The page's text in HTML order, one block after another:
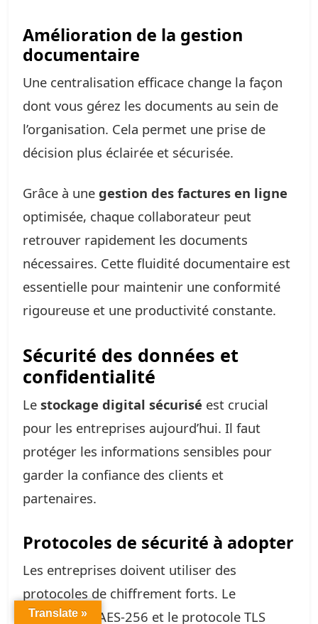
Amélioration de la gestion
documentaire
Une centralisation efficace change la façon
dont vous gérez les documents au sein de
l’organisation. Cela permet une prise de
décision plus éclairée et sécurisée.
Grâce à une gestion des factures en ligne
optimisée, chaque collaborateur peut
retrouver rapidement les documents
nécessaires. Cette fluidité documentaire est
essentielle pour maintenir une conformité
rigoureuse et une productivité constante.
Sécurité des données et
confidentialité
Le stockage digital sécurisé est crucial
pour les entreprises aujourd’hui. Il faut
protéger les informations sensibles pour
garder la confiance des clients et
partenaires.
Protocoles de sécurité à adopter
Les entreprises doivent utiliser des
protocoles de chiffrement forts. Le
chiffrement AES-256 et le protocole TLS
Translate »